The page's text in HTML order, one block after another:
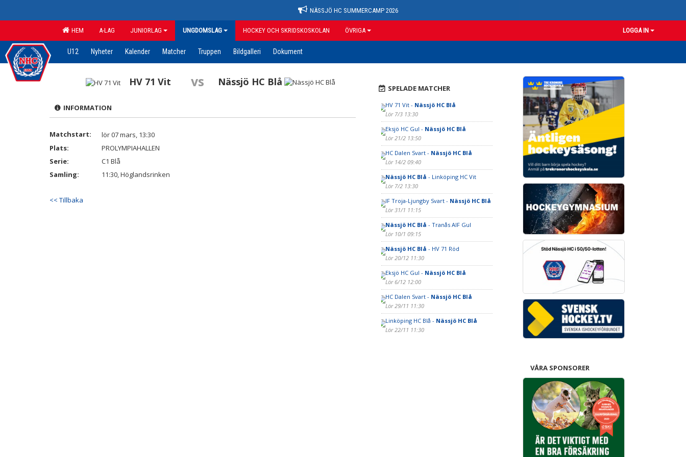
NÄSSJÖ HC SUMMERCAMP 2026
HEM A-LAG JUNIORLAG UNGDOMSLAG HOCKEY OCH SKRIDSKOSKOLAN ÖVRIGA LOGGA IN
U12 Nyheter Kalender Matcher Truppen Bildgalleri Dokument
HV 71 Vit vs Nässjö HC Blå
INFORMATION
Matchstart:
lör 07 mars, 13:30
Plats:
PROLYMPIAHALLEN
Serie:
C1 Blå
Samling:
11:30, Höglandsrinken
<< Tillbaka
SPELADE MATCHER
HV 71 Vit - Nässjö HC Blå
Lör 7/3 13:30
Eksjö HC Gul - Nässjö HC Blå
Lör 21/2 13:50
HC Dalen Svart - Nässjö HC Blå
Lör 14/2 09:40
Nässjö HC Blå - Linköping HC Vit
Lör 7/2 13:30
IF Troja-Ljungby Svart - Nässjö HC Blå
Lör 31/1 11:15
Nässjö HC Blå - Tranås AIF Gul
Lör 10/1 09:15
Nässjö HC Blå - HV 71 Röd
Lör 20/12 11:30
Eksjö HC Gul - Nässjö HC Blå
Lör 6/12 12:00
HC Dalen Svart - Nässjö HC Blå
Lör 29/11 11:30
Linköping HC Blå - Nässjö HC Blå
Lör 22/11 11:30
VÅRA SPONSORER